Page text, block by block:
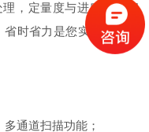
，定量度与进口产品相
时省力是您实验室的好
通道扫描功能；